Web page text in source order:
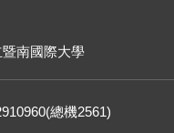
暨南國際大學
總機2561)